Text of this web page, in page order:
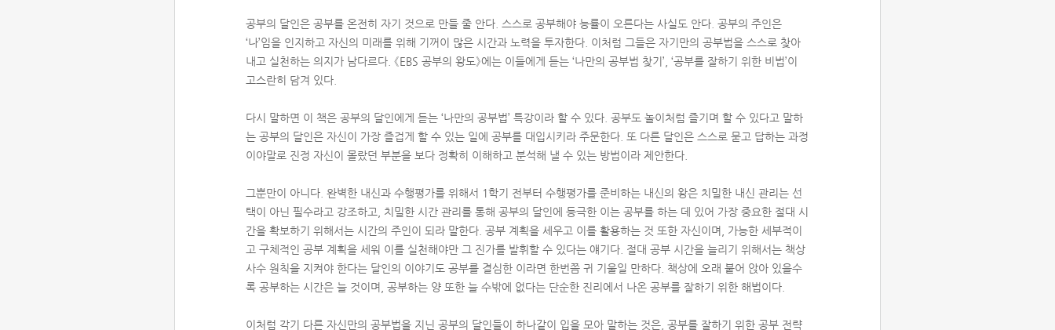
공부의 달인은 공부를 온전히 자기 것으로 만들 줄 안다. 스스로 공부해야 능률이 오른다는 사실도 안다. 공부의 주인은
‘나’임을 인지하고 자신의 미래를 위해 기꺼이 많은 시간과 노력을 투자한다. 이처럼 그들은 자기만의 공부법을 스스로 찾아
내고 실천하는 의지가 남다르다. 《EBS 공부의 왕도》에는 이들에게 듣는 ‘나만의 공부법 찾기’, ‘공부를 잘하기 위한 비법’이
고스란히 담겨 있다.
다시 말하면 이 책은 공부의 달인에게 듣는 ‘나만의 공부법’ 특강이라 할 수 있다. 공부도 놀이처럼 즐기며 할 수 있다고 말하
는 공부의 달인은 자신이 가장 즐겁게 할 수 있는 일에 공부를 대입시키라 주문한다. 또 다른 달인은 스스로 묻고 답하는 과정
이야말로 진정 자신이 몰랐던 부분을 보다 정확히 이해하고 분석해 낼 수 있는 방법이라 제안한다.
그뿐만이 아니다. 완벽한 내신과 수행평가를 위해서 1학기 전부터 수행평가를 준비하는 내신의 왕은 치밀한 내신 관리는 선
택이 아닌 필수라고 강조하고, 치밀한 시간 관리를 통해 공부의 달인에 등극한 이는 공부를 하는 데 있어 가장 중요한 절대 시
간을 확보하기 위해서는 시간의 주인이 되라 말한다. 공부 계획을 세우고 이를 활용하는 것 또한 자신이며, 가능한 세부적이
고 구체적인 공부 계획을 세워 이를 실천해야만 그 진가를 발휘할 수 있다는 얘기다. 절대 공부 시간을 늘리기 위해서는 책상
사수 원칙을 지켜야 한다는 달인의 이야기도 공부를 결심한 이라면 한번쯤 귀 기울일 만하다. 책상에 오래 붙어 앉아 있을수
록 공부하는 시간은 늘 것이며, 공부하는 양 또한 늘 수밖에 없다는 단순한 진리에서 나온 공부를 잘하기 위한 해법이다.
이처럼 각기 다른 자신만의 공부법을 지닌 공부의 달인들이 하나같이 입을 모아 말하는 것은, 공부를 잘하기 위한 공부 전략